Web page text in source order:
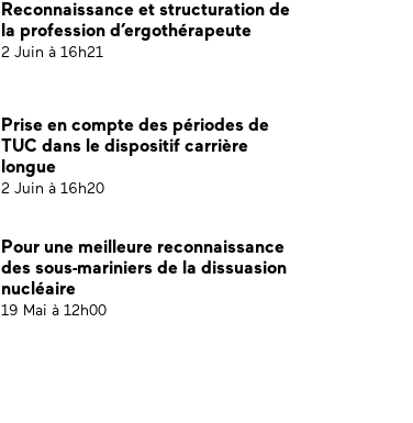
Reconnaissance et structuration de
la profession d’ergothérapeute
2 Juin à 16h21
Prise en compte des périodes de
TUC dans le dispositif carrière
longue
2 Juin à 16h20
Pour une meilleure reconnaissance
des sous-mariniers de la dissuasion
nucléaire
19 Mai à 12h00